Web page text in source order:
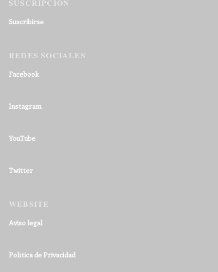
SUSCRIPCIÓN
Suscribirse
REDES SOCIALES
Facebook
Instagram
YouTube
Twitter
WEBSITE
Aviso legal
Política de Privacidad